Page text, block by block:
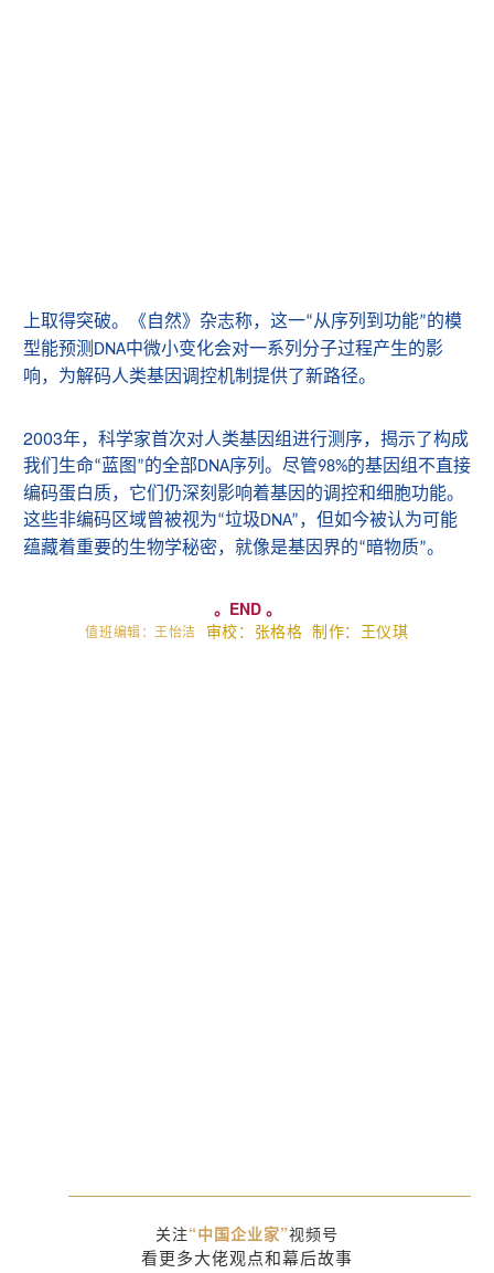
上取得突破。《自然》杂志称，这一“从序列到功能”的模
型能预测 DNA中微小变化会对一系列分子过程产生的影
响，为解码人类基因调控机制提供了新路径。
2003年，科学家首次对人类基因组进行测序，揭示了构成
我们生命“蓝图 ”的全部DNA序列。尽管98%的基因组不直接
编码蛋白质，它们仍深刻影响着基因的调控和细胞功能。
这些非编码区域曾被视为“垃圾DNA”，但如今被认为可能
蕴藏着重要的生物学秘密，就像是基因界的“暗物质”。
。END 。
值班编辑：王怡洁 审校：张格格 制作：王仪琪
关注“中国企业家”视频号
看更多大佬观点和幕后故事